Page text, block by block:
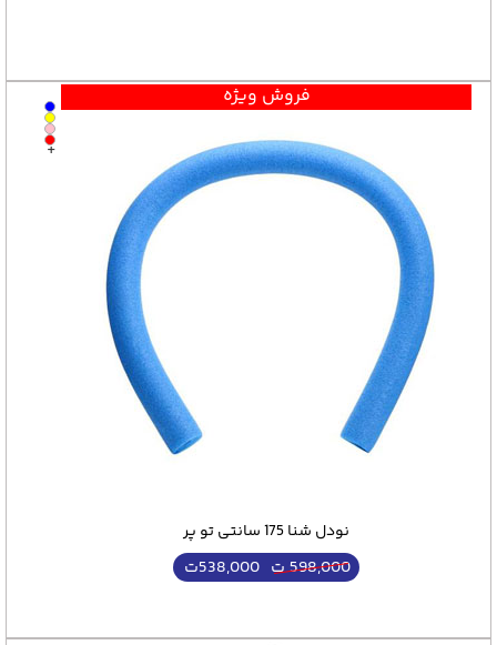
+
فروش ویژه
نودل شنا 175 سانتی تو پر
598,000ت 538,000ت